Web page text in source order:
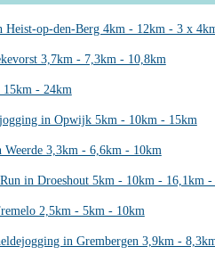
Heist-op-den-Berg 4km - 12km - 3 x
3,7km - 7,3km - 10,8km
15km - 24km
in Opwijk 5km - 10km - 15km
Weerde 3,3km - 6,6km - 10km
in Droeshout 5km - 10km - 16,1km -
2,5km - 5km - 10km
in Grembergen 3,9km -